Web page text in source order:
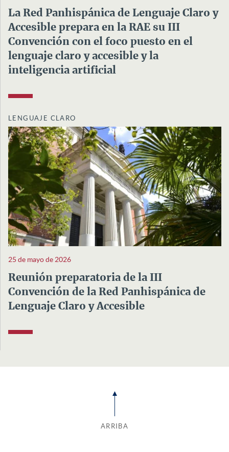
La Red Panhispánica de Lenguaje Claro y
Accesible prepara en la RAE su III
Convención con el foco puesto en el
lenguaje claro y accesible y la
inteligencia artificial
LENGUAJE CLARO
25 de mayo de 2026
Reunión preparatoria de la III
Convención de la Red Panhispánica de
Lenguaje Claro y Accesible
ARRIBA